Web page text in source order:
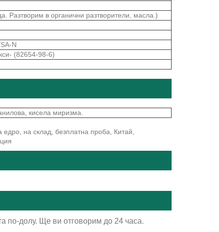
Разтворим в органични разтворители, масла.)
N
(82654-98-6)
кисела миризма.
на склад, безплатна проба, Китай,
по-долу. Ще ви отговорим до 24 часа.